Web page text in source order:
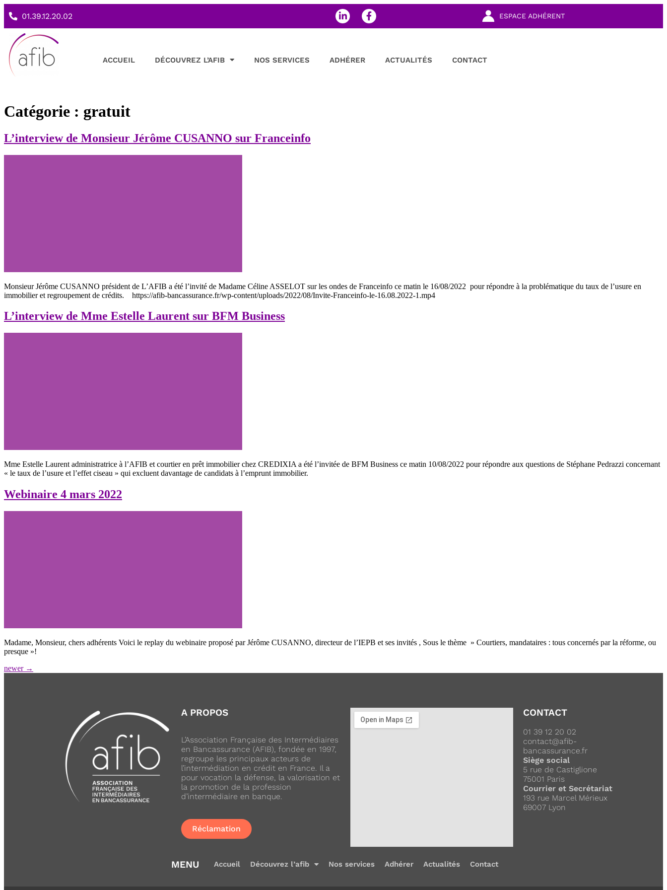
01.39.12.20.02 ESPACE ADHÉRENT
ACCUEIL DÉCOUVREZ L’AFIB NOS SERVICES ADHÉRER ACTUALITÉS CONTACT
Catégorie : gratuit
L’interview de Monsieur Jérôme CUSANNO sur Franceinfo
Monsieur Jérôme CUSANNO président de L’AFIB a été l’invité de Madame Céline ASSELOT sur les ondes de Franceinfo ce matin le 16/08/2022 pour répondre à la problématique du taux de l’usure en
immobilier et regroupement de crédits. https://afib-bancassurance.fr/wp-content/uploads/2022/08/Invite-Franceinfo-le-16.08.2022-1.mp4
L’interview de Mme Estelle Laurent sur BFM Business
Mme Estelle Laurent administratrice à l’AFIB et courtier en prêt immobilier chez CREDIXIA a été l’invitée de BFM Business ce matin 10/08/2022 pour répondre aux questions de Stéphane Pedrazzi concernant
« le taux de l’usure et l’effet ciseau » qui excluent davantage de candidats à l’emprunt immobilier.
Webinaire 4 mars 2022
Madame, Monsieur, chers adhérents Voici le replay du webinaire proposé par Jérôme CUSANNO, directeur de l’IEPB et ses invités , Sous le thème » Courtiers, mandataires : tous concernés par la réforme, ou
presque »!
newer →
A PROPOS
L’Association Française des Intermédiaires
en Bancassurance (AFIB), fondée en 1997,
regroupe les principaux acteurs de
l’intermédiation en crédit en France. Il a
pour vocation la défense, la valorisation et
la promotion de la profession
d’intermédiaire en banque.
Réclamation
CONTACT
01 39 12 20 02
contact@afib-
bancassurance.fr
Siège social
5 rue de Castiglione
75001 Paris
Courrier et Secrétariat
193 rue Marcel Mérieux
69007 Lyon
MENU Accueil Découvrez l’afib Nos services Adhérer Actualités Contact